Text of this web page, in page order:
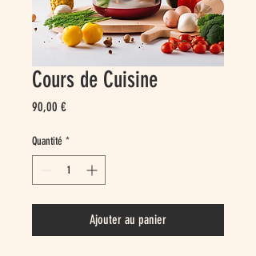
Cours de Cuisine
90,00 €Prix
Quantité *
Ajouter au panier